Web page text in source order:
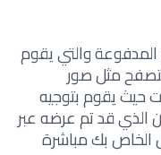
والتي يقوم
مثل صور
حيث يقوم بتوجيه
الذي قد تم عرضه عبر
بك مباشرة